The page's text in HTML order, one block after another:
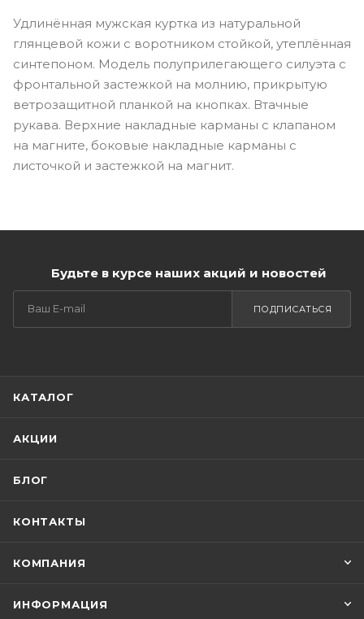
Удлинённая мужская куртка из натуральной
глянцевой кожи с воротником стойкой, утеплённая
синтепоном. Модель полуприлегающего силуэта с
фронтальной застежкой на молнию, прикрытую
ветрозащитной планкой на кнопках. Втачные
рукава. Верхние накладные карманы с клапаном
на магните, боковые накладные карманы с
листочкой и застежкой на магнит.
Будьте в курсе наших акций и новостей
ПОДПИСАТЬСЯ
КАТАЛОГ
АКЦИИ
БЛОГ
КОНТАКТЫ
КОМПАНИЯ
ИНФОРМАЦИЯ